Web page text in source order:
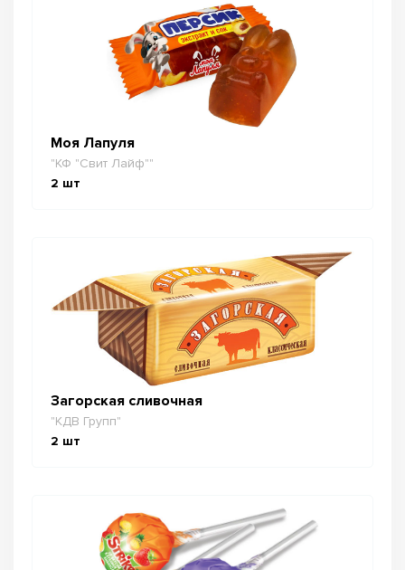
Моя Лапуля
"КФ "Свит Лайф""
2 шт
Загорская сливочная
"КДВ Групп"
2 шт